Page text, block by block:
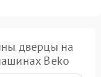
дверцы на
Beko